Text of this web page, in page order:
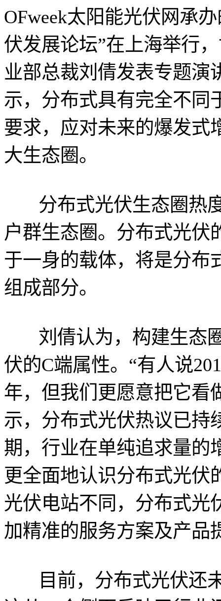
OFweek太阳能光伏网承
伏发展论坛”在上海举行
业部总裁刘倩发表专题演
示，分布式具有完全不同
要求，应对未来的爆发式
大生态圈。
分布式光伏生态圈热度
户群生态圈。分布式光伏
于一身的载体，将是分布
组成部分。
刘倩认为，构建生态圈
伏的C端属性。“有人说
年，但我们更愿意把它看
示，分布式光伏热议已持
期，行业在单纯追求量的
更全面地认识分布式光伏
光伏电站不同，分布式光
加精准的服务方案及产品
目前，分布式光伏还未